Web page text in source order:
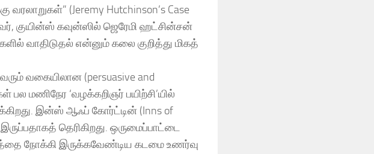
(Jeremy Hutchinson’s Case
குயின்ஸ் கவுன்ஸில் ஜெரேமி ஹட்சின்சன்
வாதிடுதல் என்னும் கலை குறித்து மிகத்
வகையிலான (persuasive and
மணிநேர ‘வழக்கறிஞர் பயிற்சி’யில்
இன்ஸ் ஆஃப் கோர்ட்டின் (Inns of
தெரிகிறது. ஒருமைப்பாட்டை
நோக்கி இருக்கவேண்டிய கடமை உணர்வு